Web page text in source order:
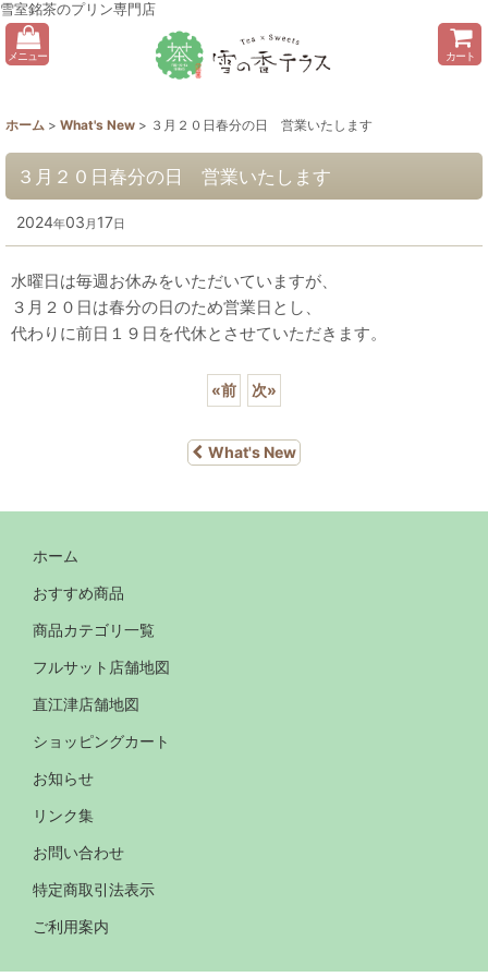
雪室銘茶のプリン専門店
メニュー カート
ホーム > What's New > ３月２０日春分の日 営業いたします
３月２０日春分の日 営業いたします
2024年03 月 17日
水曜日は毎週お休みをいただいていますが、
３月２０日は春分の日のため営業日とし、
代わりに前日１９日を代休とさせていただきます。
«前 次»
What's New
ホーム
おすすめ商品
商品カテゴリ一覧
フルサット店舗地図
直江津店舗地図
ショッピングカート
お知らせ
リンク集
お問い合わせ
特定商取引法表示
ご利用案内